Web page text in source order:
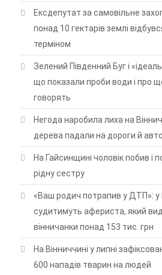
Ексдепутат за самовільне
понад 10 гектарів землі
терміном
Зелений Південний Буг і
що показали проби води і про
говорять
Негода наробила лиха на
дерева падали на дороги й
На Гайсинщині чоловік побив і
рідну сестру
«Ваш родич потрапив у ДТП»: у
судитимуть афериста, який
вінничанки понад 153 тис. грн
На Вінниччині у липні
600 нападів тварин на людей